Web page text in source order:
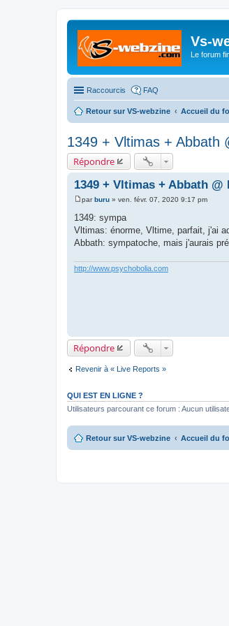
Vs-
Le forum
Raccourcis FAQ
Retour sur VS-webzine Accueil du
1349 + Vltimas + Abbath
Répondre
1349 + Vltimas + Abbath @
M
e
s
s
a
g
parburu » ven. févr. 07, 2020 9:17 pm
1349: sympa
Vltimas: énorme, Vltime, parfait, j'ai
Abbath: sympatoche, mais j'aurais
http://www.psychobolia.com
Répondre
Revenir à « Live Reports »
QUI EST EN LIGNE ?
Utilisateurs parcourant ce forum : Aucun
Retour sur VS-webzine Accueil du